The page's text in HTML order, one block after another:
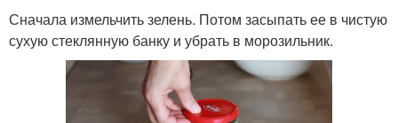
Сначала измельчить зелень. Потом засыпать ее в чистую
сухую стеклянную банку и убрать в морозильник.